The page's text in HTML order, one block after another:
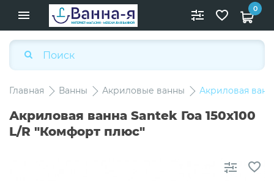
0
Главная Ванны Акриловые ванны Акриловая
Акриловая ванна Santek Гоа 150х100
L/R "Комфорт плюс"